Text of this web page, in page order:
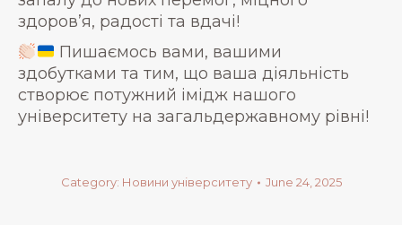
здоров’я, радості та вдачі!
Пишаємось вами, вашими
здобутками та тим, що ваша діяльність
створює потужний імідж нашого
університету на загальдержавному рівні!
Category: Новини університету June 24, 2025